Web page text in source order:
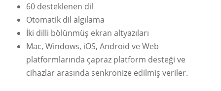
60 desteklenen dil
Otomatik dil algılama
İki dilli bölünmüş ekran altyazıları
Mac, Windows, iOS, Android ve Web
platformlarında çapraz platform desteği ve
cihazlar arasında senkronize edilmiş veriler.